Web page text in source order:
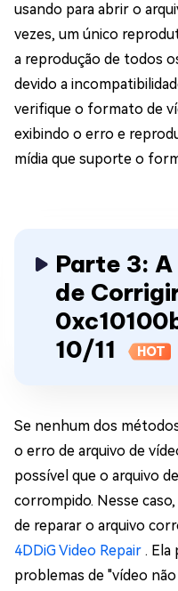
usando para abrir o
vezes, um único
a reprodução de todos
devido a
verifique o formato de
exibindo o erro e
mídia que suporte o
Parte 3:
de
10/11
HOT
Se nenhum dos
o erro de arquivo de
possível que o arquivo
corrompido. Nesse
de reparar o arquivo
4DDiG Video Repair .
problemas de "vídeo